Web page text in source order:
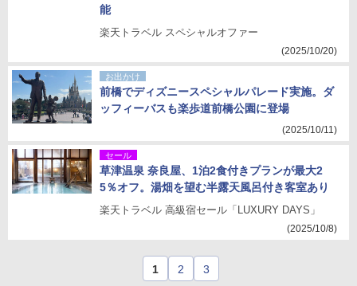
能
楽天トラベル スペシャルオファー
(2025/10/20)
お出かけ
前橋でディズニースペシャルパレード実施。ダ
ッフィーバスも楽歩道前橋公園に登場
(2025/10/11)
セール
草津温泉 奈良屋、1泊2食付きプランが最大2
5％オフ。湯畑を望む半露天風呂付き客室あり
楽天トラベル 高級宿セール「LUXURY DAYS」
(2025/10/8)
1 2 3